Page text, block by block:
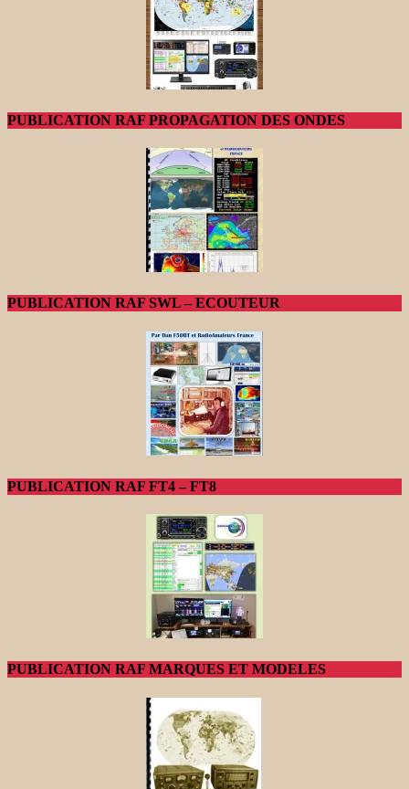
PUBLICATION RAF PROPAGATION DES ONDES
PUBLICATION RAF SWL – ECOUTEUR
PUBLICATION RAF FT4 – FT8
PUBLICATION RAF MARQUES ET MODELES